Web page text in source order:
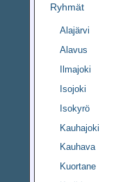
Ryhmät
Alajärvi
Alavus
Ilmajoki
Isojoki
Isokyrö
Kauhajoki
Kauhava
Kuortane